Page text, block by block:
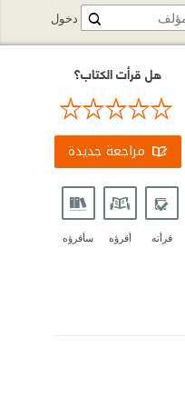
هل قرأت الكتاب؟
مراجعة جديدة
قرأته أقرؤه سأقرؤه
دخول